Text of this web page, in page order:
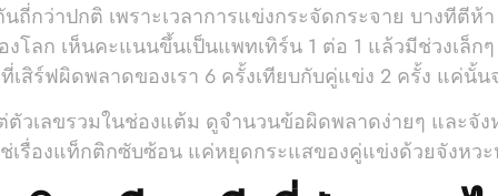
ถี่กว่าปกติ เพราะเวลาการแข่งกระจัดกระจาย บางทีตีห้
ลก เห็นคะแนนขึ้นเป็นแพทเทิร์น 1 ต่อ 1 แล้วมีช่วงเล็ก
สิร์ฟผิดพลาดของเรา 6 ครั้งเทียบกับคู่แข่ง 2 ครั้ง แค่นั้น
วเลขรวมในช่องแต้ม ดูจำนวนข้อผิดพลาดง่ายๆ และจั
เรื่องแท็กติกซับซ้อน แค่หยุดกระแสของคู่แข่งด้วยจังหว